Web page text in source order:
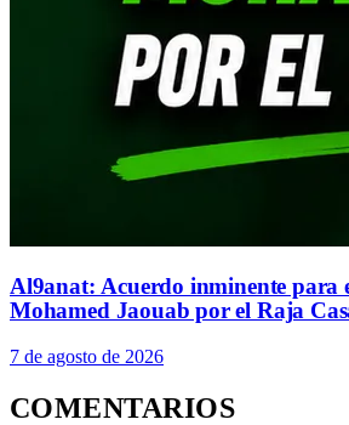
Al9anat: Acuerdo inminente para
Mohamed Jaouab por el Raja
7 de agosto de 2026
COMENTARIOS